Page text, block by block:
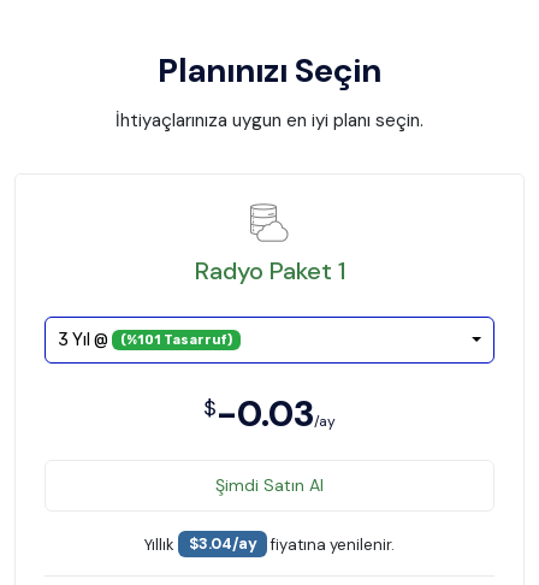
Planınızı Seçin
İhtiyaçlarınıza uygun en iyi planı seçin.
Radyo Paket 1
3 Yıl @ (%101 Tasarruf)
$-0.03/ay
Şimdi Satın Al
Yıllık $3.04/ay fiyatına yenilenir.